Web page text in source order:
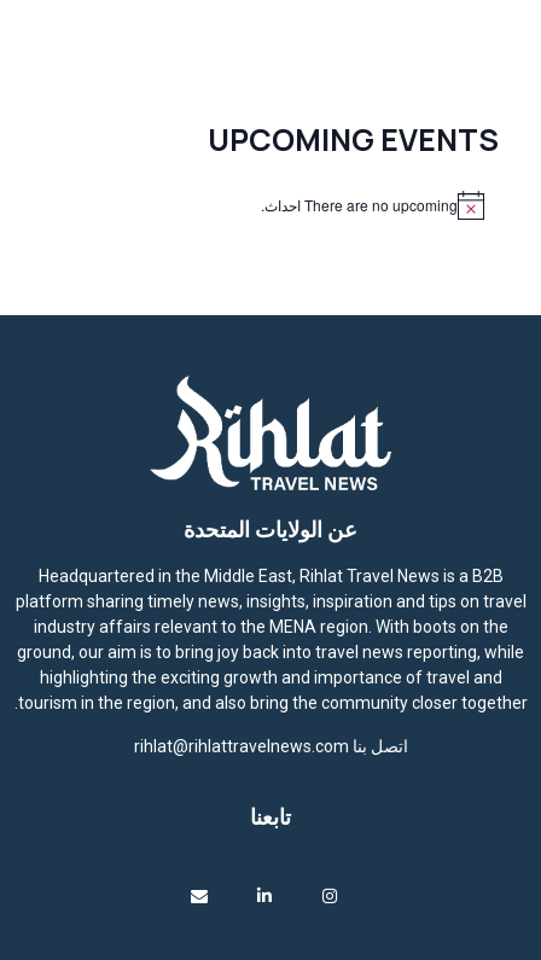
UPCOMING EVENTS
There are no upcoming احداث.
عن الولايات المتحدة
Headquartered in the Middle East, Rihlat Travel News is a B2B
platform sharing timely news, insights, inspiration and tips on travel
industry affairs relevant to the MENA region. With boots on the
ground, our aim is to bring joy back into travel news reporting, while
highlighting the exciting growth and importance of travel and
tourism in the region, and also bring the community closer together.
اتصل بنا rihlat@rihlattravelnews.com
تابعنا